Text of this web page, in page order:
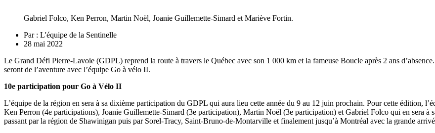
Gabriel Folco, Ken Perron, Martin Noël, Joanie Guillemette-Simard et Mariève Fortin.
Par : L'équipe de la Sentinelle
28 mai 2022
Le Grand Défi Pierre-Lavoie (GDPL) reprend la route à travers le Québec avec son 1 000 km et la fameuse Boucle après 2 ans
seront de l’aventure avec l’équipe Go à vélo II.
10e participation pour Go à Vélo II
L’équipe de la région en sera à sa dixième participation du GDPL qui aura lieu cette année du 9 au 12 juin prochain. Pour cette édition,
Ken Perron (4e participations), Joanie Guillemette-Simard (3e participation), Martin Noël (3e participation) et Gabriel Folco qui en sera à
passant par la région de Shawinigan puis par Sorel-Tracy, Saint-Bruno-de-Montarville et finalement jusqu’à Montréal avec la grande